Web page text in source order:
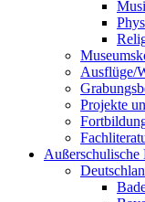
Ausflüge/
Projekte
Außerschulische